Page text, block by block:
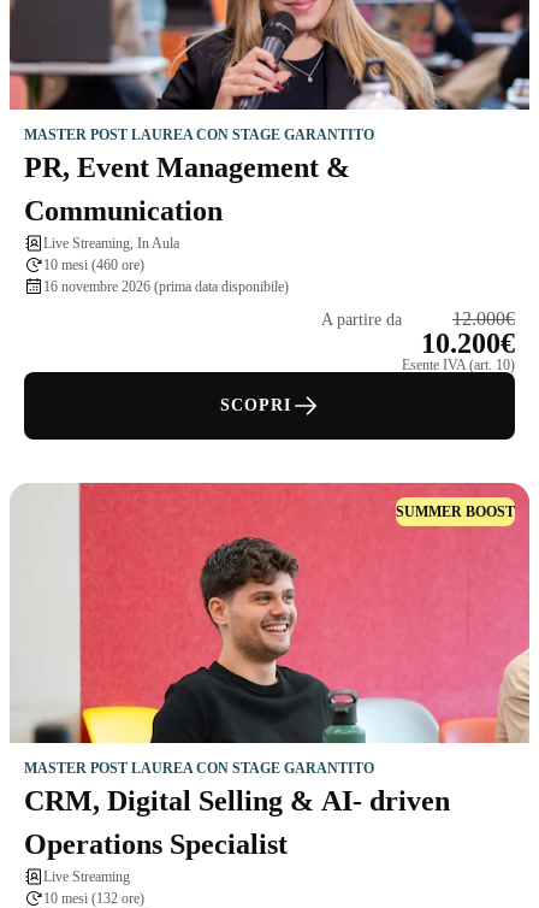
MASTER POST LAUREA CON STAGE GARANTITO
PR, Event Management &
Communication
Live Streaming, In Aula
10 mesi (460 ore)
16 novembre 2026 (prima data disponibile)
A partire da 12.000€
10.200€
Esente IVA (art. 10)
SCOPRI
SUMMER BOOST
MASTER POST LAUREA CON STAGE GARANTITO
CRM, Digital Selling & AI- driven
Operations Specialist
Live Streaming
10 mesi (132 ore)